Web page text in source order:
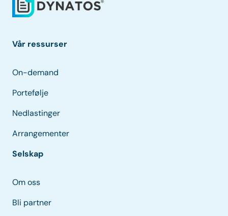
Vår ressurser
On-demand
Portefølje
Nedlastinger
Arrangementer
Selskap
Om oss
Bli partner